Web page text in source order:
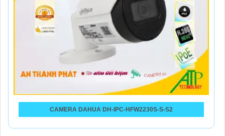
CAMERA DAHUA DH-IPC-HFW2230S-S-S2